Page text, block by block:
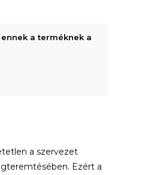
a terméknek a
a szervezet
Ezért a